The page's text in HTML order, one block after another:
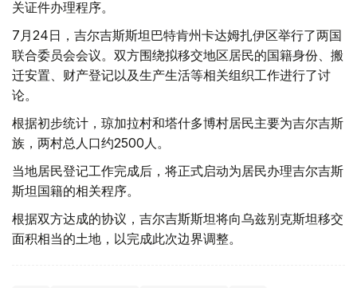
关证件办理程序。
7月24日，吉尔吉斯斯坦巴特肯州卡达姆扎伊区举行了两国
联合委员会会议。双方围绕拟移交地区居民的国籍身份、搬
迁安置、财产登记以及生产生活等相关组织工作进行了讨
论。
根据初步统计，琼加拉村和塔什多博村居民主要为吉尔吉斯
族，两村总人口约2500人。
当地居民登记工作完成后，将正式启动为居民办理吉尔吉斯
斯坦国籍的相关程序。
根据双方达成的协议，吉尔吉斯斯坦将向乌兹别克斯坦移交
面积相当的土地，以完成此次边界调整。